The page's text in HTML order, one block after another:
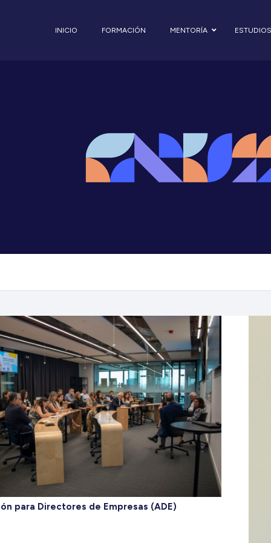
INICIO FORMACIÓN MENTORÍA ESTUDIOS
para Directores de Empresas (ADE)